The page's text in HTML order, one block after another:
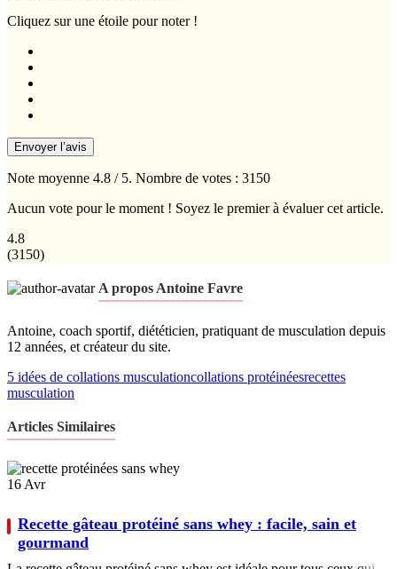
Cliquez sur une étoile pour noter !
Envoyer l’avis
Note moyenne 4.8 / 5. Nombre de votes : 3150
Aucun vote pour le moment ! Soyez le premier à évaluer cet article.
4.8
(3150)
A propos Antoine Favre
Antoine, coach sportif, diététicien, pratiquant de musculation depuis
12 années, et créateur du site.
5 idées de collations musculationcollations protéinéesrecettes
musculation
Articles Similaires
16 Avr
Recette gâteau protéiné sans whey : facile, sain et
gourmand